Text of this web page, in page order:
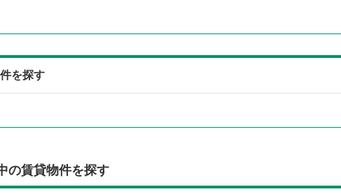
を探す
の賃貸物件を探す